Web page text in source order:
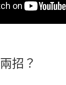
招？